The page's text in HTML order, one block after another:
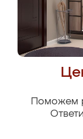
Поможем